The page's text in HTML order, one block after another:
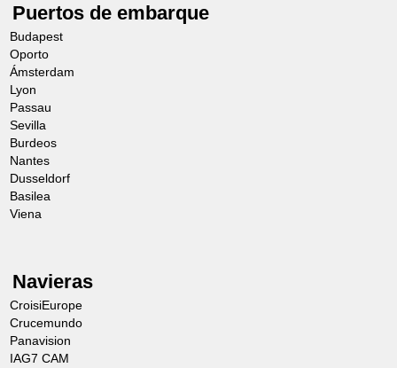
Puertos de embarque
Budapest
Oporto
Ámsterdam
Lyon
Passau
Sevilla
Burdeos
Nantes
Dusseldorf
Basilea
Viena
Navieras
CroisiEurope
Crucemundo
Panavision
IAG7 CAM